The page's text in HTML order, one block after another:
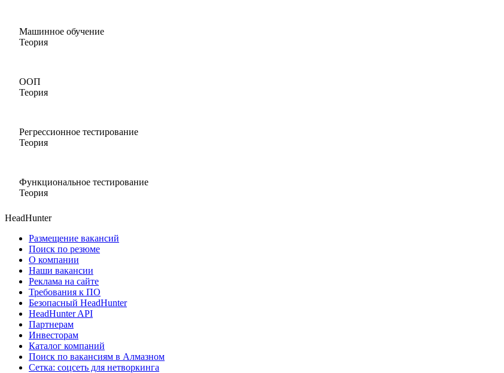
Машинное обучение
Теория
ООП
Теория
Регрессионное тестирование
Теория
Функциональное тестирование
Теория
HeadHunter
Размещение вакансий
Поиск по резюме
О компании
Наши вакансии
Реклама на сайте
Требования к ПО
Безопасный HeadHunter
HeadHunter API
Партнерам
Инвесторам
Каталог компаний
Поиск по вакансиям в Алмазном
Сетка: соцсеть для нетворкинга